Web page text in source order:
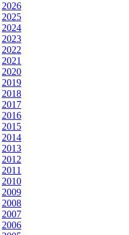
2026
2025
2024
2023
2022
2021
2020
2019
2018
2017
2016
2015
2014
2013
2012
2011
2010
2009
2008
2007
2006